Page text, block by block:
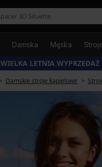
Damska Męska
WIELKA LETNIA
Damskie stroje kąpielowe